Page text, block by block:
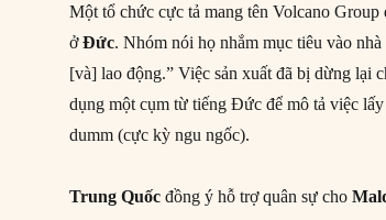
Một tổ chức cực tả mang tên Volcano
ởĐức. Nhóm nói họ nhắm mục tiêu vào
[và] lao động.” Việc sản xuất đã bị dừng lại
dụng một cụm từ tiếng Đức để mô tả việc
dumm (cực kỳ ngu ngốc).
Trung Quốc đồng ý hỗ trợ quân sự cho